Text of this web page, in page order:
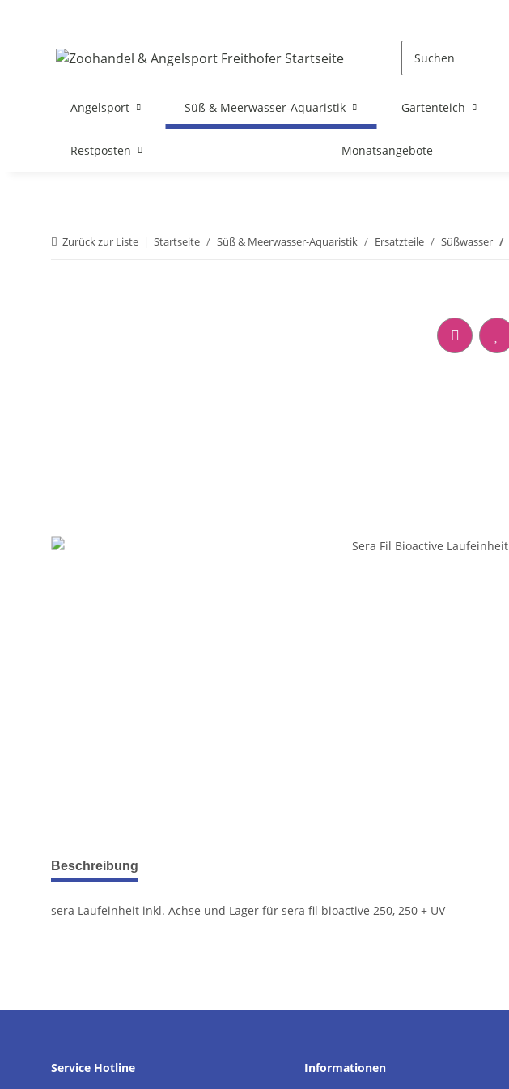
Angelsport Süß & Meerwasser-Aquaristik Gartenteich
Restposten Monatsangebote
Zurück zur Liste Startseite Süß & Meerwasser-Aquaristik Ersatzteile Süßwasser
weitere Registerkarten anzeigen
Beschreibung
sera Laufeinheit inkl. Achse und Lager für sera fil bioactive 250, 250 + UV
Service Hotline
Informationen